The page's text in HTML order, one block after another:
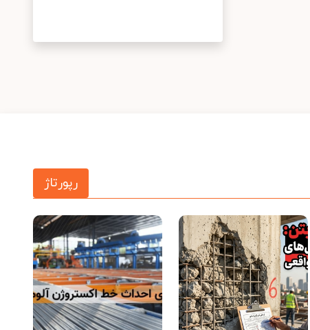
رپورتاژ